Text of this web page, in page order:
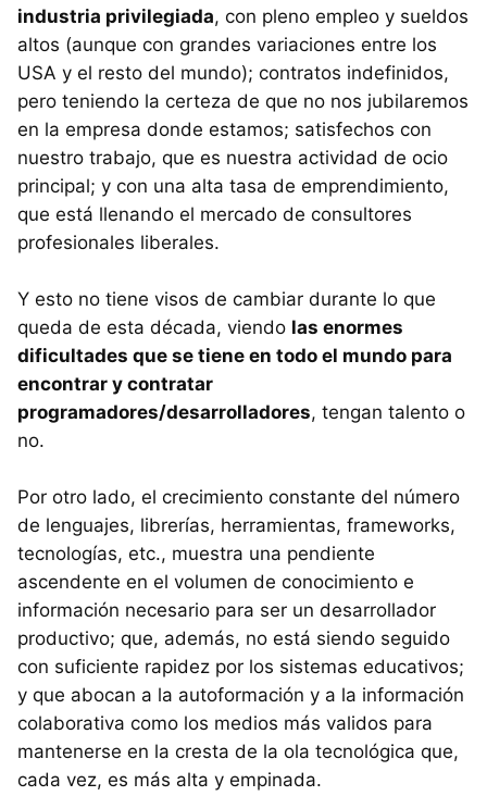
industria privilegiada, con pleno empleo y sueldos
altos (aunque con grandes variaciones entre los
USA y el resto del mundo); contratos indefinidos,
pero teniendo la certeza de que no nos jubilaremos
en la empresa donde estamos; satisfechos con
nuestro trabajo, que es nuestra actividad de ocio
principal; y con una alta tasa de emprendimiento,
que está llenando el mercado de consultores
profesionales liberales.
Y esto no tiene visos de cambiar durante lo que
queda de esta década, viendo las enormes
dificultades que se tiene en todo el mundo para
encontrar y contratar
programadores/desarrolladores, tengan talento o
no.
Por otro lado, el crecimiento constante del número
de lenguajes, librerías, herramientas, frameworks,
tecnologías, etc., muestra una pendiente
ascendente en el volumen de conocimiento e
información necesario para ser un desarrollador
productivo; que, además, no está siendo seguido
con suficiente rapidez por los sistemas educativos;
y que abocan a la autoformación y a la información
colaborativa como los medios más validos para
mantenerse en la cresta de la ola tecnológica que,
cada vez, es más alta y empinada.